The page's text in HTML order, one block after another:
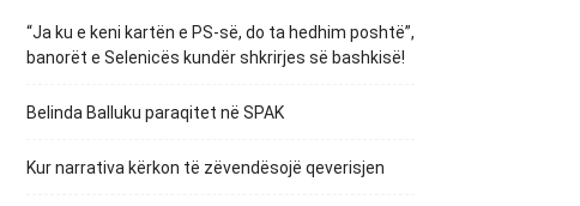
“Ja ku e keni kartën e PS-së, do ta hedhim poshtë”,
banorët e Selenicës kundër shkrirjes së bashkisë!
Belinda Balluku paraqitet në SPAK
Kur narrativa kërkon të zëvendësojë qeverisjen